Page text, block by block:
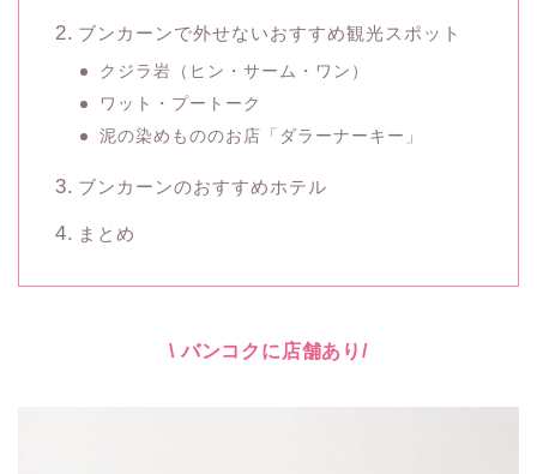
ブンカーンで外せないおすすめ観光スポット
クジラ岩（ヒン・サーム・ワン）
ワット・プートーク
泥の染めもののお店「ダラーナーキー」
ブンカーンのおすすめホテル
まとめ
\ バンコクに店舗あり/